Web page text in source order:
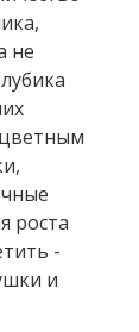
не
роста
-
и